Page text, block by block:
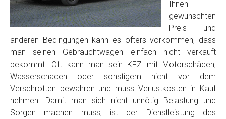
Foto Nr. 3
Sonstiges
Ihnen
gewünschten
Preis und
anderen Bedingungen kann es öfters vorkommen, dass
man seinen Gebrauchtwagen einfach nicht verkauft
bekommt. Oft kann man sein KFZ mit Motorschäden,
Wasserschaden oder sonstigem nicht vor dem
Verschrotten bewahren und muss Verlustkosten in Kauf
nehmen. Damit man sich nicht unnötig Belastung und
Sorgen machen muss, ist der Dienstleistung des